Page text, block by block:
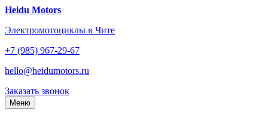
Перейти
содержанию
Heidu Motors
Электромотоциклы в Чите
+7 (985) 967-29-67
hello@heidumotors.ru
Заказать звонок
Меню